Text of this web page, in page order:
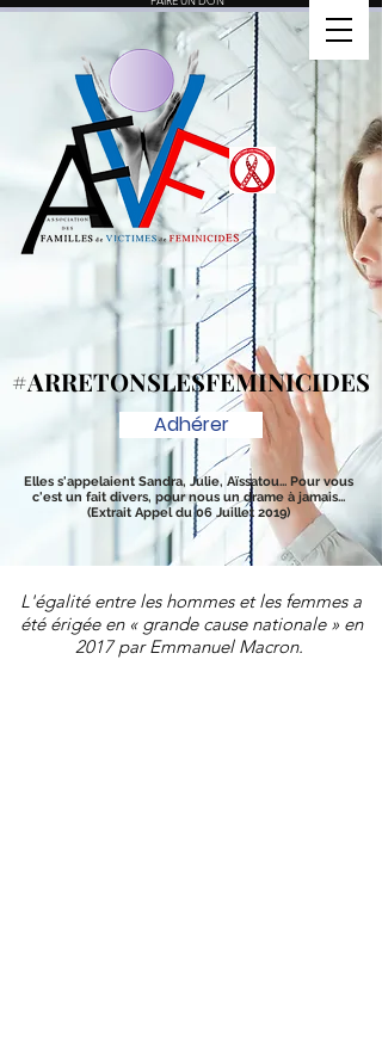
#ARRETONSLESFEMINICIDES
#ARRETONSLESFEMINICIDES
Adhérer
Elles s'appelaient Sandra, Julie, Aïssatou... Pour vous
c'est un fait divers, pour nous un drame à jamais...
(Extrait Appel du 06 Juillet 2019)
L'égalité entre les hommes et les femmes a
été érigée en « grande cause nationale » en
2017 par Emmanuel Macron.